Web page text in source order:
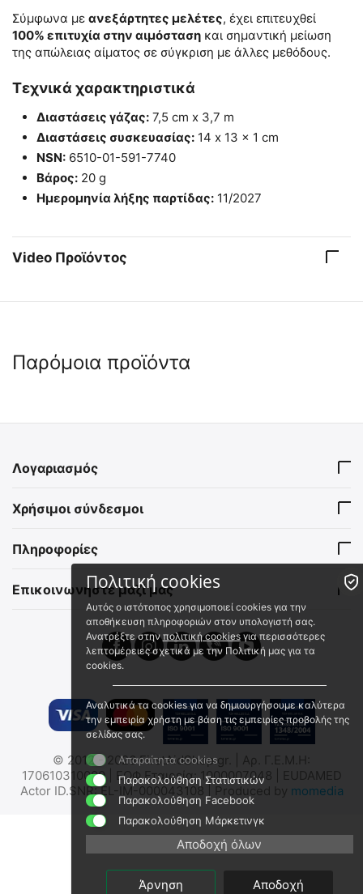
Σύμφωνα με ανεξάρτητες μελέτες, έχει επιτευχθεί
100% επιτυχία στην αιμόσταση και σημαντική μείωση
της απώλειας αίματος σε σύγκριση με άλλες μεθόδους.
Τεχνικά χαρακτηριστικά
Διαστάσεις γάζας: 7,5 cm x 3,7 m
Διαστάσεις συσκευασίας: 14 x 13 x 1 cm
NSN: 6510-01-591-7740
Βάρος: 20 g
Ημερομηνία λήξης παρτίδας: 11/2027
Video Προϊόντος
Παρόμοια προϊόντα
Celox Αιμοστατικοί Κόκκοι
σε Φακελάκι 15gr
Άμεσα διαθέσιμο
Αποστολή εντός 24 ωρών
€25.90
(χωρίς ΦΠΑ)
RAPID Z-Fold (7.6cm x 1.5m)
Αποστολή εντός 24 ωρών
€64.98
€57.50 (χωρίς ΦΠΑ)
Συρραπτικό Δέρματος Μιας
Χρήσης
01.03.0217
Άμεσα διαθέσιμο
Αποστολή εντός 24 ωρών
(χωρίς ΦΠΑ)
Αιμοστατικό Βαμβάκι 2gr
2020624
Άμεσα διαθέσιμο
Αποστολή εντός 24 ωρών
€8.50
€7.52(χωρίς ΦΠΑ)
Λογαριασμός
Χρήσιμοι σύνδεσμοι
Πληροφορίες
Επικοινωνήστε μαζί μας
© 2012 - 2026 FirstAidShop.gr. | Αρ. Γ.Ε.Μ.Η:
170610310000 | ΕΟΦ Εταιρεία: 1000007048 | EUDAMED
Actor ID.SNR: EL-IM-000043108 | Produced by momedia
Πολιτική cookies
Αυτός ο ιστότοπος χρησιμοποιεί cookies για την
αποθήκευση πληροφοριών στον υπολογιστή σας.
Ανατρέξτε στηνπολιτική cookiesγια περισσότερες
λεπτομέρειες σχετικά με την Πολιτική μας για τα
cookies.
Αναλυτικά τα cookies για να δημιουργήσουμε καλύτερα
την εμπειρία χρήστη με βάση τις εμπειρίες προβολής της
σελίδας σας.
Απαραίτητα cookies
Παρακολούθηση Στατιστικών
Παρακολούθηση Facebook
Παρακολούθηση Μάρκετινγκ
Αποδοχή όλων
Άρνηση Αποδοχή